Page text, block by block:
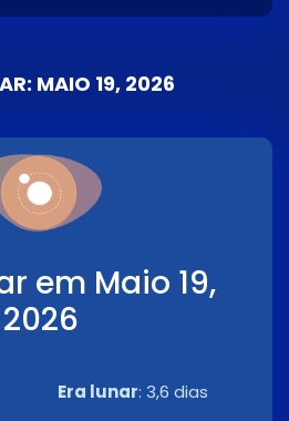
MAIO 19, 2026
em Maio 19,
2026
Era lunar: 3,6 dias